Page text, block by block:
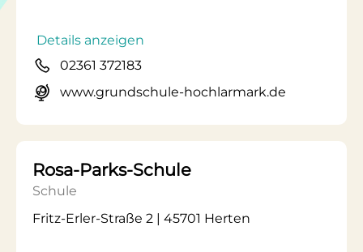
Details anzeigen
02361 372183
www.grundschule-hochlarmark.de
Rosa-Parks-Schule
Schule
Fritz-Erler-Straße 2 | 45701 Herten